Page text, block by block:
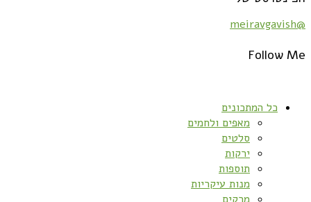
@meiravgavish
Follow Me
כל המתכונים
מאפים ולחמים
סלטים
ירקות
תוספות
מנות עיקריות